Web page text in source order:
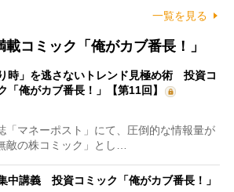
一覧を見る
コミック「俺がカブ番長！」
り時」を逃さないトレンド見極め術 投資コ
「俺がカブ番長！」【第11回】
マネーポスト」にて、圧倒的な情報量が
敵の株コミック」とし…
中講義 投資コミック「俺がカブ番長！」